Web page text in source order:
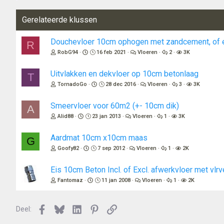
Gerelateerde klussen
R Douchevloer 10cm ophogen met zandcement,
RobG94 16 feb 2021 Vloeren 2 3K
T Uitvlakken en dekvloer op 10cm betonlaag
TornadoGo 28 dec 2016 Vloeren 3 3K
A Smeervloer voor 60m2 (+- 10cm dik)
Alid88 23 jan 2013 Vloeren 1 3K
G Aardmat 10cm x10cm maas
Goofy82 7 sep 2012 Vloeren 1 2K
Eis 10cm Beton Incl. of Excl. afwerkvloer met
Fantomaz 11 jan 2008 Vloeren 1 2K
Deel: Facebook
BlueskyLinkedInPinterest
Link